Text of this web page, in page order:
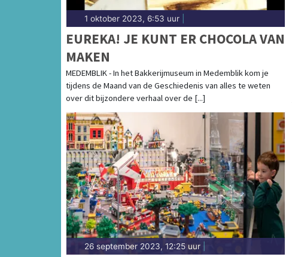
1 oktober 2023, 6:53 uur
EUREKA! JE KUNT ER CHOCOLA VAN
MAKEN
MEDEMBLIK - In het Bakkerijmuseum in Medemblik kom je
tijdens de Maand van de Geschiedenis van alles te weten
over dit bijzondere verhaal over de [...]
26 september 2023, 12:25 uur